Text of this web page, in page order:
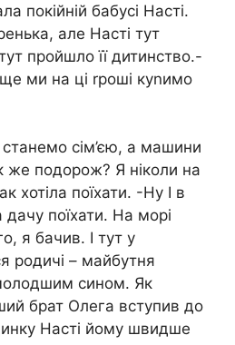
покійній бабусі Насті.
але Насті тут
пройшло її дитинство.-
ми на ці rроші куnимо
сім’єю, а машини
подорож? Я ніколи на
хотіла поїхати. -Ну І в
поїхати. На морі
я бачив. І тут у
родичі – майбутня
сином. Як
брат Олега вступив до
Насті йому швидше